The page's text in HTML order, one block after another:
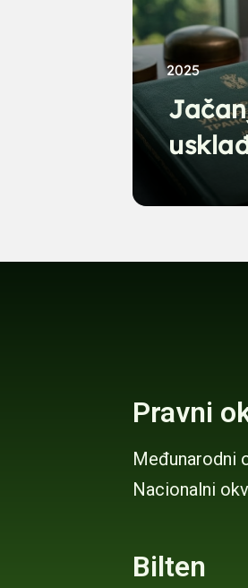
2025
Pravni
Međunarodni
Nacionalni
Bilten